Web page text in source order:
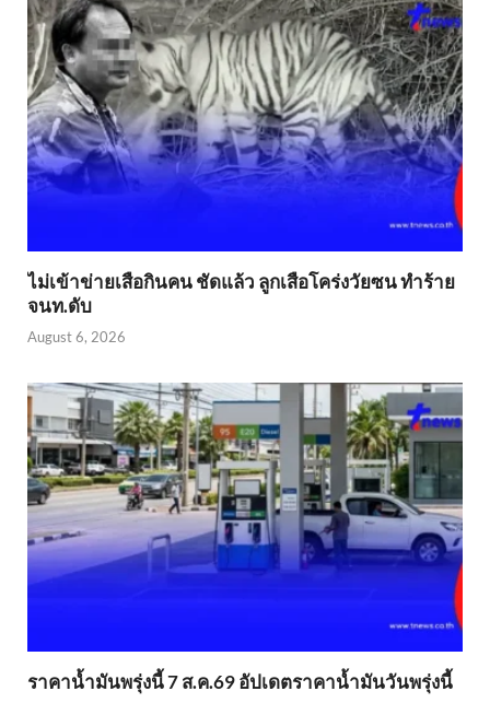
ไม่เข้าข่าย​เสือกินคน ชัดแล้ว ลูกเสือโคร่งวัยซน ทำร้าย
จนท.ดับ
August 6, 2026
ราคาน้ำมันพรุ่งนี้ 7 ส.ค.69 อัปเดตราคาน้ำมันวันพรุ่งนี้